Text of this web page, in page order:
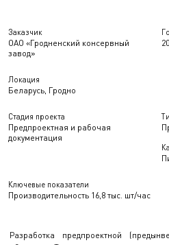
Заказчик
ОАО «Гродненский консервный
завод»
Локация
Беларусь, Гродно
Стадия проекта
Предпроектная и рабочая
документация
Ключевые показатели
Производительность 16,8 тыс. шт/час
Разработка предпроектной